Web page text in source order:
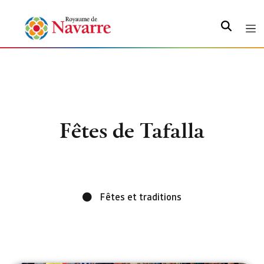
Fêtes de Tafalla
Fêtes et traditions